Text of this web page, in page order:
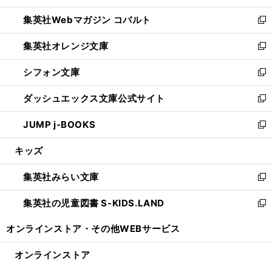
開
く
ウ
で
開
く
ン
ド
ウ
で
開
く
ウ
ィ
ン
ド
ウ
で
開
く
集英社Webマガジン コバルト
新
し
い
ウ
ィ
ン
ド
ウ
で
開
集英社オレンジ文庫
新
し
い
ウ
ィ
ン
ド
ウ
開
く
シフォン文庫
新
し
い
ウ
ィ
ン
ウ
で
開
く
ダッシュエックス文庫公式サイト
新
し
い
ウ
ン
ド
ウ
で
JUMP j-BOOKS
新
し
ウ
ィ
ン
ド
開
キッズ
集英社みらい文庫
新
し
い
ン
集英社の児童図書 S-KIDS.LAND
新
ウ
オンラインストア・ その他WEBサービス
オンラインストア